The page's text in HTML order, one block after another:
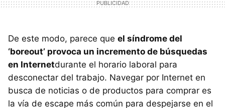
De este modo, parece que el síndrome del
‘boreout’ provoca un incremento de búsquedas
en Internetdurante el horario laboral para
desconectar del trabajo. Navegar por Internet en
busca de noticias o de productos para comprar es
la vía de escape más común para despejarse en el